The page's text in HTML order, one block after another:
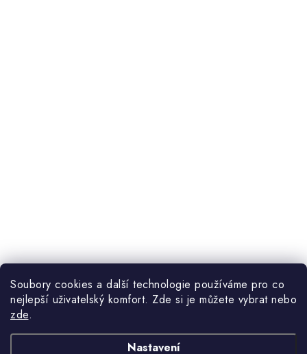
Soubory cookies a další technologie používáme pro co
nejlepší uživatelský komfort. Zde si je můžete vybrat nebo
zde.
Nastavení